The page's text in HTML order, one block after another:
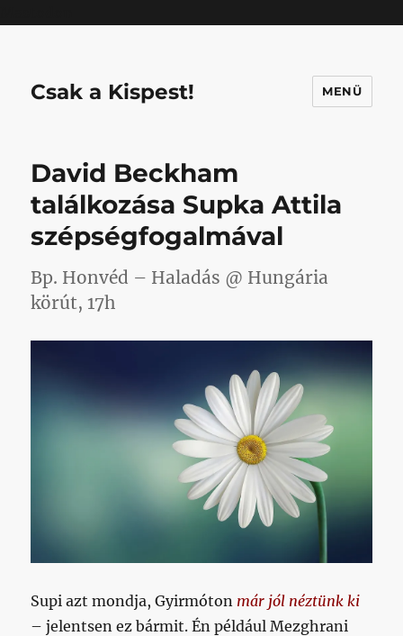
Csak a Kispest! MENÜ
David Beckham
találkozása Supka Attila
szépségfogalmával
Bp. Honvéd – Haladás @ Hungária
körút, 17h
Supi azt mondja, Gyirmóton már jól néztünk ki
– jelentsen ez bármit. Én például Mezghrani